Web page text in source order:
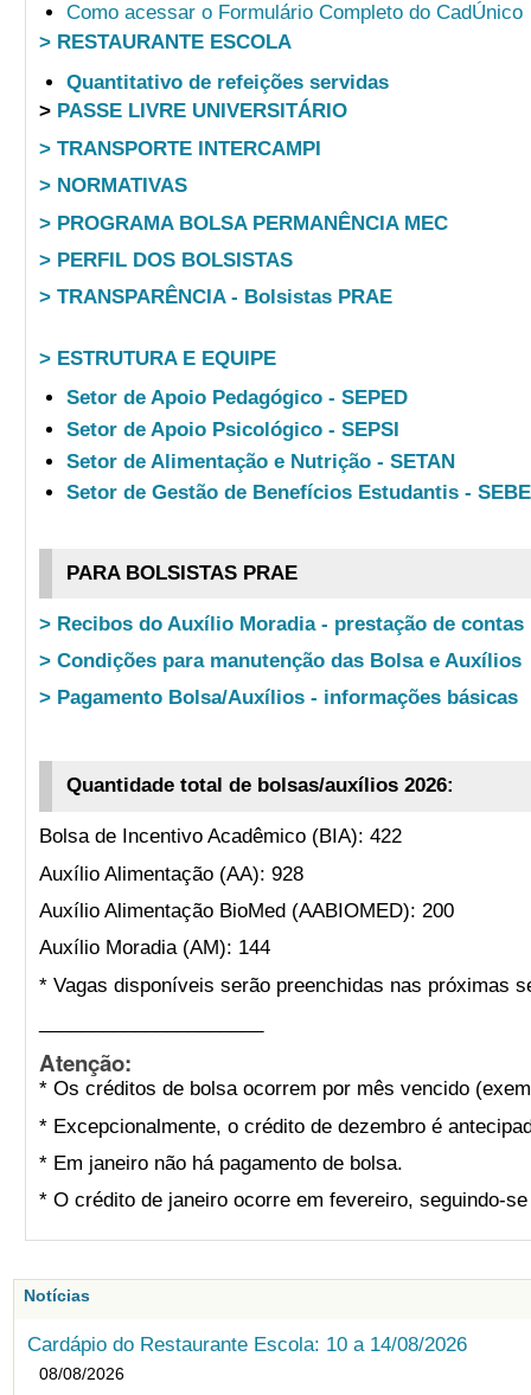
Como acessar o Formulário Completo do CadÚnico
> RESTAURANTE ESCOLA
Quantitativo de refeições servidas
> PASSE LIVRE UNIVERSITÁRIO
> TRANSPORTE INTERCAMPI
> NORMATIVAS
> PROGRAMA BOLSA PERMANÊNCIA MEC
> PERFIL DOS BOLSISTAS
> TRANSPARÊNCIA - Bolsistas PRAE
> ESTRUTURA E EQUIPE
Setor de Apoio Pedagógico - SEPED
Setor de Apoio Psicológico - SEPSI
Setor de Alimentação e Nutrição - SETAN
Setor de Gestão de Benefícios Estudantis -
PARA BOLSISTAS PRAE
> Recibos do Auxílio Moradia - prestação de contas
> Condições para manutenção das Bolsa e Auxílios
> Pagamento Bolsa/Auxílios - informações básicas
Quantidade total de bolsas/auxílios 2026:
Bolsa de Incentivo Acadêmico (BIA): 422
Auxílio Alimentação (AA): 928
Auxílio Alimentação BioMed (AABIOMED): 200
Auxílio Moradia (AM): 144
* Vagas disponíveis serão preenchidas nas próximas
Atenção:
* Os créditos de bolsa ocorrem por mês vencido
* Excepcionalmente, o crédito de dezembro é
* Em janeiro não há pagamento de bolsa.
* O crédito de janeiro ocorre em fevereiro, seguindo-
Notícias
Cardápio do Restaurante Escola: 10 a 14/08/2026
08/08/2026